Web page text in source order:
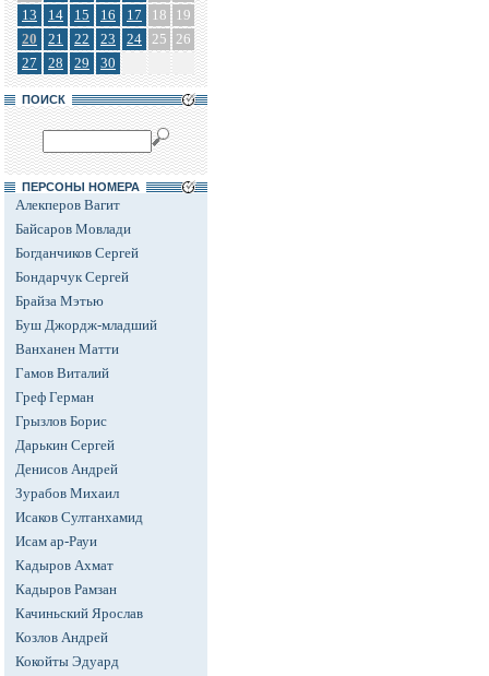
13
14 15 16 17 18
19
20
21 22 23 24 25 26
27
28 29 30
ПОИСК
ПЕРСОНЫ НОМЕРА
Алекперов Вагит
Байсаров Мовлади
Богданчиков Сергей
Бондарчук Сергей
Брайза Мэтью
Буш Джордж-младший
Ванханен Матти
Гамов Виталий
Греф Герман
Грызлов Борис
Дарькин Сергей
Денисов Андрей
Зурабов Михаил
Исаков Султанхамид
Исам ар-Рауи
Кадыров Ахмат
Кадыров Рамзан
Качиньский Ярослав
Козлов Андрей
Кокойты Эдуард